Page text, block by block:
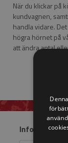
När du klickar på
kundvagnen,
handla vidare.
högra hörnet på
att ändra antal
Information